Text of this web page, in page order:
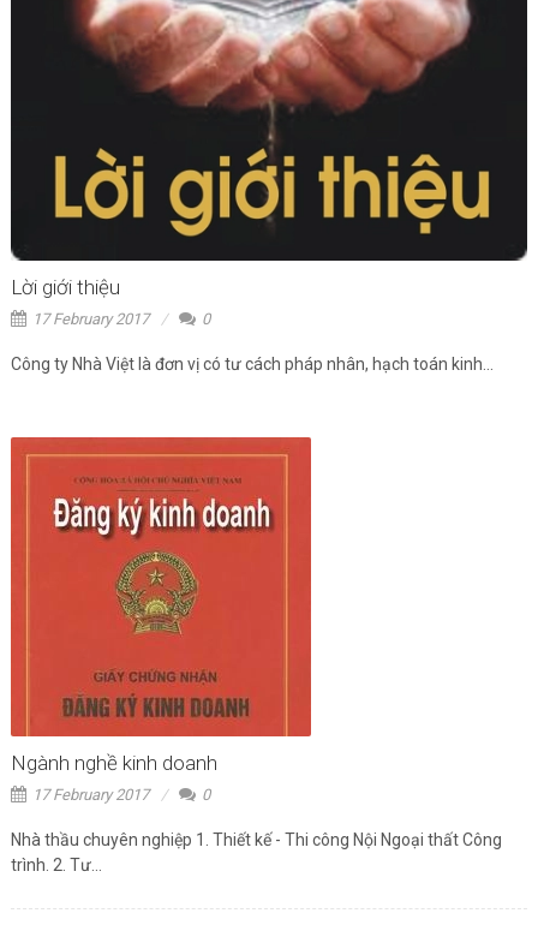
Lời giới thiệu
17 February 2017 0
Công ty Nhà Việt là đơn vị có tư cách pháp nhân, hạch toán kinh...
Ngành nghề kinh doanh
17 February 2017 0
Nhà thầu chuyên nghiệp 1. Thiết kế - Thi công Nội Ngoại thất Công
trình. 2. Tư...